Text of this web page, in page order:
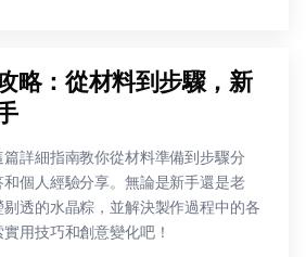
略：從材料到步驟，新
詳細指南教你從材料準備到步驟分
個人經驗分享。無論是新手還是老
透的水晶粽，並解決製作過程中的各
用技巧和創意變化吧！